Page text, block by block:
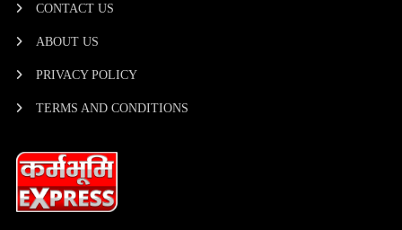
CONTACT US
ABOUT US
PRIVACY POLICY
TERMS AND CONDITIONS